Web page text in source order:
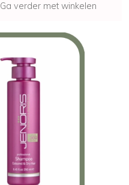
Ga verder met winkelen